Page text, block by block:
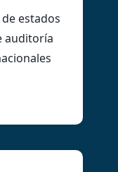
estados
auditoría